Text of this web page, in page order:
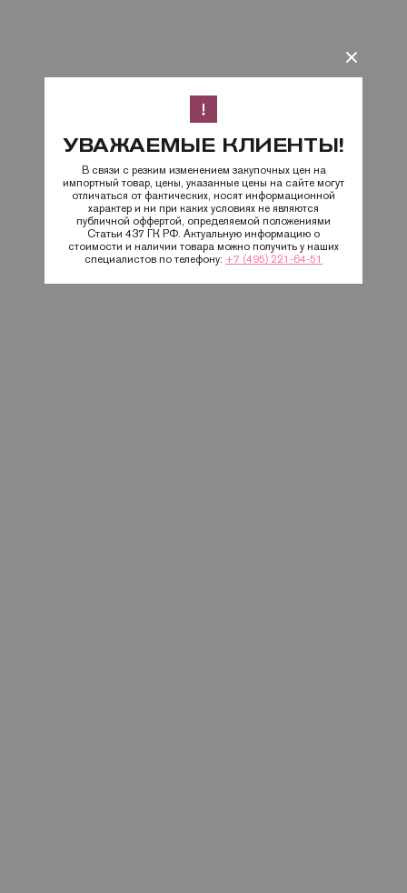
УВАЖАЕМЫЕ КЛИЕНТЫ!
В связи с резким изменением закупочных цен на
импортный товар, цены, указанные цены на сайте могут
отличаться от фактических, носят информационной
характер и ни при каких условиях не являются
публичной оффертой, определяемой положениями
Статьи 437 ГК РФ. Актуальную информацию о
стоимости и наличии товара можно получить у наших
специалистов по телефону: +7 (495) 221-64-51